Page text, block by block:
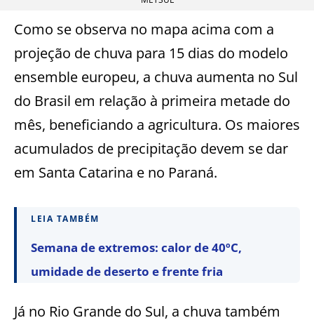
Como se observa no mapa acima com a
projeção de chuva para 15 dias do modelo
ensemble europeu, a chuva aumenta no Sul
do Brasil em relação à primeira metade do
mês, beneficiando a agricultura. Os maiores
acumulados de precipitação devem se dar
em Santa Catarina e no Paraná.
LEIA TAMBÉM
Semana de extremos: calor de 40ºC,
umidade de deserto e frente fria
Já no Rio Grande do Sul, a chuva também